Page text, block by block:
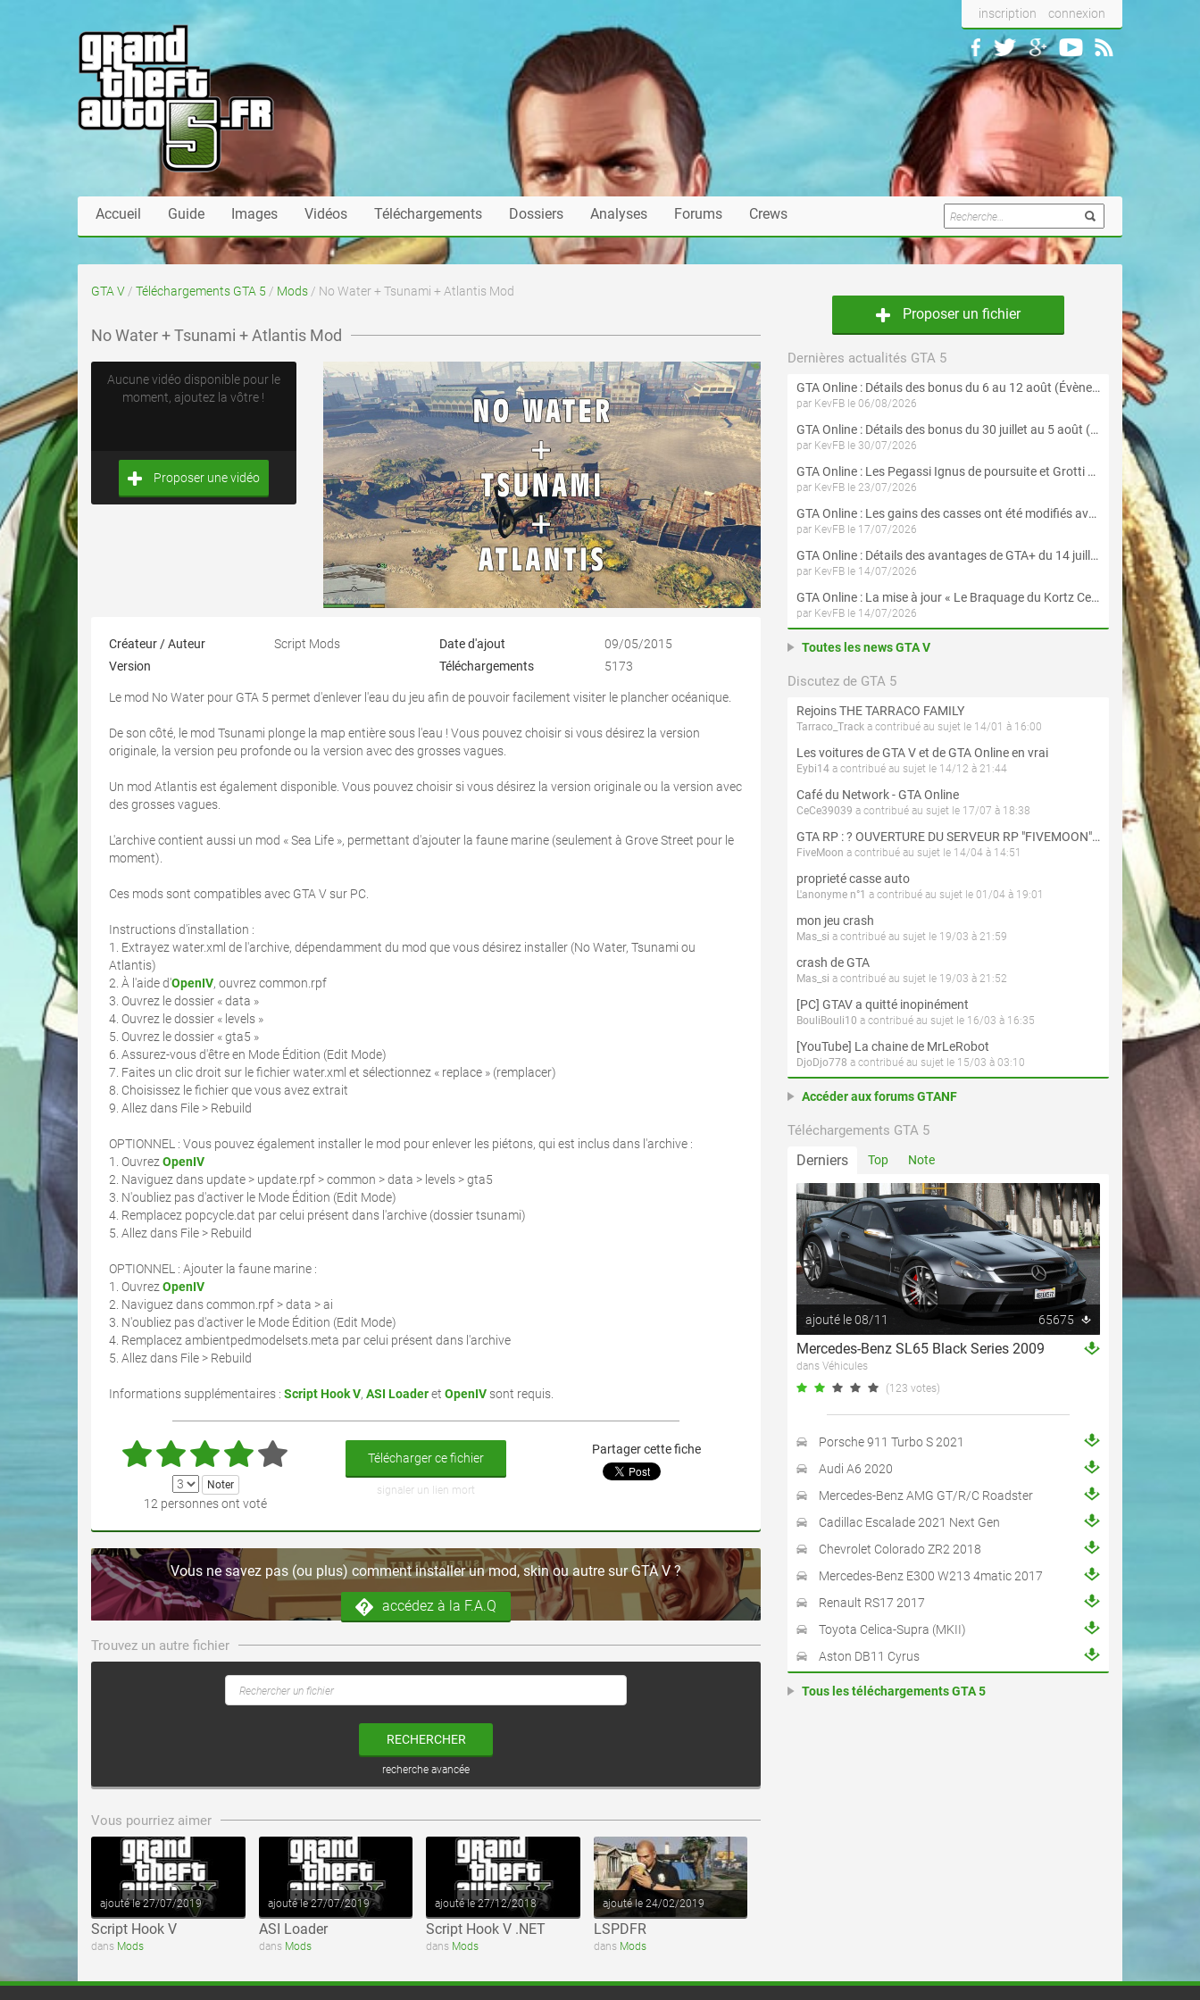
inscription connexion
Accueil Guide Images Vidéos Téléchargements Dossiers Analyses Forums Crews
GTA V / Téléchargements GTA 5 / Mods / No Water + Tsunami + Atlantis Mod
No Water + Tsunami + Atlantis Mod
Aucune vidéo disponible pour le
moment, ajoutez la vôtre !
Proposer une vidéo
Créateur / Auteur Script Mods Date d'ajout
09/05/2015
Version
Téléchargements 5173
Le mod No Water pour GTA 5 permet d'enlever l'eau du jeu afin de pouvoir facilement visiter le plancher océanique.
De son côté, le mod Tsunami plonge la map entière sous l'eau ! Vous pouvez choisir si vous désirez la version
originale, la version peu profonde ou la version avec des grosses vagues.
Un mod Atlantis est également disponible. Vous pouvez choisir si vous désirez la version originale ou la version avec
des grosses vagues.
L'archive contient aussi un mod « Sea Life », permettant d'ajouter la faune marine (seulement à Grove Street pour le
moment).
Ces mods sont compatibles avec GTA V sur PC.
Instructions d'installation :
1. Extrayez water.xml de l'archive, dépendamment du mod que vous désirez installer (No Water, Tsunami ou
Atlantis)
2. À l'aide d'OpenIV, ouvrez common.rpf
3. Ouvrez le dossier « data »
4. Ouvrez le dossier « levels »
5. Ouvrez le dossier « gta5 »
6. Assurez-vous d'être en Mode Édition (Edit Mode)
7. Faites un clic droit sur le fichier water.xml et sélectionnez « replace » (remplacer)
8. Choisissez le fichier que vous avez extrait
9. Allez dans File > Rebuild
OPTIONNEL : Vous pouvez également installer le mod pour enlever les piétons, qui est inclus dans l'archive :
1. Ouvrez OpenIV
2. Naviguez dans update > update.rpf > common > data > levels > gta5
3. N'oubliez pas d'activer le Mode Édition (Edit Mode)
4. Remplacez popcycle.dat par celui présent dans l'archive (dossier tsunami)
5. Allez dans File > Rebuild
OPTIONNEL : Ajouter la faune marine :
1. Ouvrez OpenIV
2. Naviguez dans common.rpf > data > ai
3. N'oubliez pas d'activer le Mode Édition (Edit Mode)
4. Remplacez ambientpedmodelsets.meta par celui présent dans l'archive
5. Allez dans File > Rebuild
Informations supplémentaires : Script Hook V, ASI Loaderet OpenIV sont requis.
12 personnes ont voté
Télécharger ce fichier
signaler un lien mort
Partager cette fiche
Vous ne savez pas (ou plus) comment installer un mod, skin ou autre sur GTA V ?
accédez à la F.A.Q
Trouvez un autre fichier
RECHERCHER
recherche avancée
Vous pourriez aimer
ajouté le 27/07/2019
Script Hook V
dans Mods
ajouté le 27/07/2019
ASI Loader
dans Mods
ajouté le 27/12/2018
Script Hook V .NET
dans Mods
ajouté le 24/02/2019
LSPDFR
dans Mods
Proposer un fichier
Dernières actualités GTA 5
GTA Online : Détails des bonus du 6 au 12 août (Évènement « Braquages de l'été » - Suite et fin)
par KevFB le 06/08/2026
GTA Online : Détails des bonus du 30 juillet au 5 août (Évènement « Braquages d'été »)
par KevFB le 30/07/2026
GTA Online : Les Pegassi Ignus de poursuite et Grotti Veleno GT sont maintenant disponibles
par KevFB le 23/07/2026
GTA Online : Les gains des casses ont été modifiés avec la mise à jour « Le Braquage du Kortz Center »
par KevFB le 17/07/2026
GTA Online : Détails des avantages de GTA+ du 14 juillet au 12 août
par KevFB le 14/07/2026
GTA Online : La mise à jour « Le Braquage du Kortz Center » est maintenant disponible
par KevFB le 14/07/2026
Toutes les news GTA V
Discutez de GTA 5
Rejoins THE TARRACO FAMILY
Tarraco_Track a contribué au sujet le 14/01 à 16:00
Les voitures de GTA V et de GTA Online en vrai
Eybi14 a contribué au sujet le 14/12 à 21:44
Café du Network - GTA Online
CeCe39039 a contribué au sujet le 17/07 à 18:38
GTA RP : ? OUVERTURE DU SERVEUR RP "FIVEMOON"  ACCÈS LIBRE ?
FiveMoon a contribué au sujet le 14/04 à 14:51
proprieté casse auto
L'anonyme n°1 a contribué au sujet le 01/04 à 19:01
mon jeu crash
Mas_si a contribué au sujet le 19/03 à 21:59
crash de GTA
Mas_si a contribué au sujet le 19/03 à 21:52
[PC] GTAV a quitté inopinément
BouliBouli10 a contribué au sujet le 16/03 à 16:35
[YouTube] La chaine de MrLeRobot
DjoDjo778 a contribué au sujet le 15/03 à 03:10
Accéder aux forums GTANF
Téléchargements GTA 5
Derniers Top Note
ajouté le 08/11 65675
Mercedes-Benz SL65 Black Series 2009
dans Véhicules
(123 votes)
Porsche 911 Turbo S 2021
Audi A6 2020
Mercedes-Benz AMG GT/R/C Roadster
Cadillac Escalade 2021 Next Gen
Chevrolet Colorado ZR2 2018
Mercedes-Benz E300 W213 4matic 2017
Renault RS17 2017
Toyota Celica-Supra (MKII)
Aston DB11 Cyrus
Tous les téléchargements GTA 5